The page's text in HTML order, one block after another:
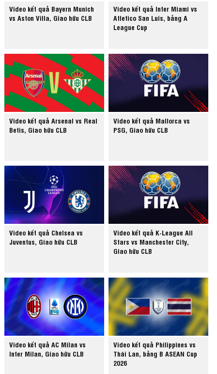
Video kết quả Bayern Munich
vs Aston Villa, Giao hữu CLB
Video kết quả Inter Miami vs
Atletico San Luis, bảng A
League Cup
Video kết quả Arsenal vs Real
Betis, Giao hữu CLB
Video kết quả Mallorca vs
PSG, Giao hữu CLB
Video kết quả Chelsea vs
Juventus, Giao hữu CLB
Video kết quả K-League All
Stars vs Manchester City,
Giao hữu CLB
Video kết quả AC Milan vs
Inter Milan, Giao hữu CLB
Video kết quả Philippines vs
Thái Lan, bảng B ASEAN Cup
2026